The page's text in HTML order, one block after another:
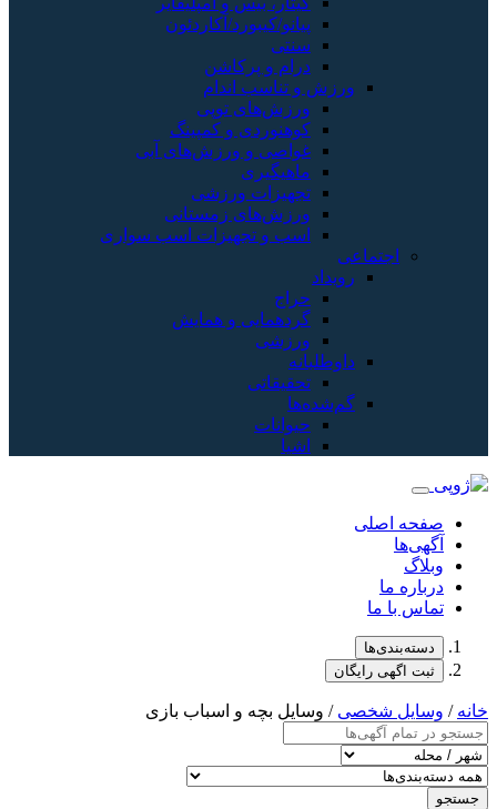
پیانو/کیبورد/آکاردئون
سنتی
درام و پرکاشن
ورزش و تناسب اندام
ورزش‌های توپی
کوهنوردی و کمپینگ
غواصی و ورزش‌های آبی
ماهیگیری
تجهیزات ورزشی
ورزش‌های زمستانی
اسب و تجهیزات اسب سواری
اجتماعی
رویداد
حراج
گردهمایی و همایش
ورزشی
داوطلبانه
تحقیقاتی
گم‌شده‌ها
حیوانات
اشیا
صفحه اصلی
آگهی‌ها
وبلاگ
درباره ما
تماس با ما
دسته‌بندی‌ها
ثبت اگهی رایگان
خانه / وسایل شخصی / وسایل بچه و اسباب بازی
جستجو